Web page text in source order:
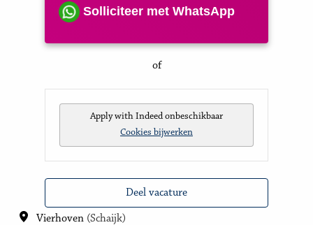
Solliciteer met WhatsApp
of
Apply with Indeed onbeschikbaar
Cookies bijwerken
Deel vacature
Vierhoven (Schaijk)